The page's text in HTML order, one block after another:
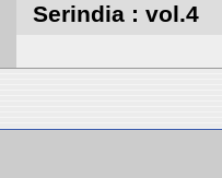
Serindia : vol.4